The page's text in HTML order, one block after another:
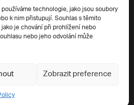
technologie, jako jsou soubory
k nim přistupují. Souhlas s těmito
je chování při prohlížení nebo
nebo jeho odvolání může
Zobrazit preference